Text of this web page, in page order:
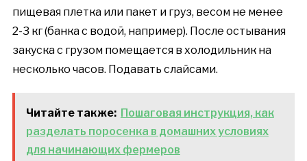
пищевая плетка или пакет и груз, весом не менее
2-3 кг (банка с водой, например). После остывания
закуска с грузом помещается в холодильник на
несколько часов. Подавать слайсами.
Читайте также: Пошаговая инструкция, как
разделать поросенка в домашних условиях
для начинающих фермеров